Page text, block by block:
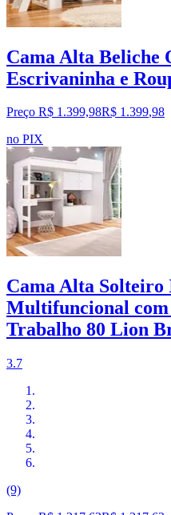
Cama Alta Beliche
Escrivaninha e
Preço R$ 1.399,98R$ 1.399,98
no PIX
Cama Alta
Multifuncional com
Trabalho 80 Lion
3.7
(9)